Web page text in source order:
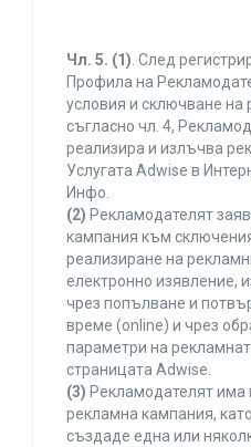
Чл. 5. (1). След
Профила на
условия и сключване на
съгласно чл. 4,
реализира и излъчва
Услугата Adwise в
Инфо.
(2) Рекламодателят
кампания към
реализиране на
електронно изявление,
чрез попълване и
време (online) и чрез
параметри на
страницата Adwise.
(3) Рекламодателят има
рекламна кампания,
създаде една или